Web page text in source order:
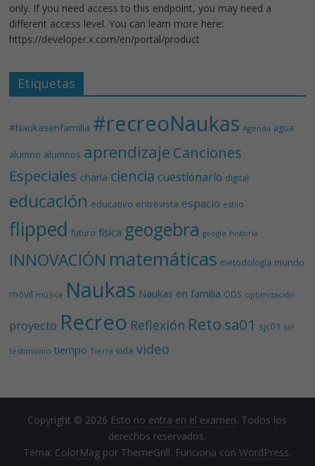
only. If you need access to this endpoint, you may need a
different access level. You can learn more here:
https://developer.x.com/en/portal/product
Etiquetas
#Naukasenfamilia #recreoNaukas Agenda agua
alumno alumnos aprendizaje Canciones
Especiales charla ciencia cuestionario digital
educación educativo entrevista espacio estilo
flipped futuro física geogebra google historia
INNOVACIÓN matemáticas metodología mundo
móvil música Naukas Naukas en familia ODS optimización
proyecto Recreo Reflexión Reto sa01 sjc01 sol
testimonio tiempo Tierra vida video
Copyright © 2026 Esto no entra en el examen. Todos los
derechos reservados.
Tema: ColorMag por ThemeGrill. Funciona conWordPress.